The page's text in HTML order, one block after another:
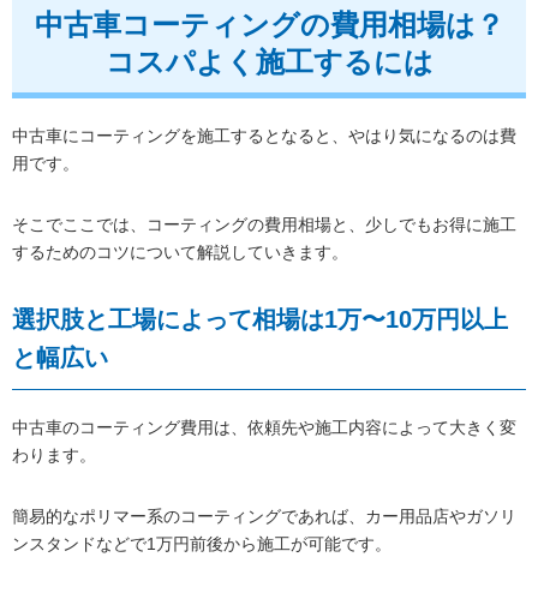
中古車コーティングの費用相場は？
コスパよく施工するには
中古車にコーティングを施工するとなると、やはり気になるのは費
用です。
そこでここでは、コーティングの費用相場と、少しでもお得に施工
するためのコツについて解説していきます。
選択肢と工場によって相場は1万〜10万円以上
と幅広い
中古車のコーティング費用は、依頼先や施工内容によって大きく変
わります。
簡易的なポリマー系のコーティングであれば、カー用品店やガソリ
ンスタンドなどで1万円前後から施工が可能です。